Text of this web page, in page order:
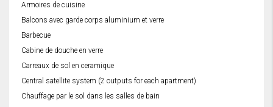
Armoires de cuisine
Balcons avec garde corps aluminium et verre
Barbecue
Cabine de douche en verre
Carreaux de sol en ceramique
Central satellite system (2 outputs for each apartment)
Chauffage par le sol dans les salles de bain